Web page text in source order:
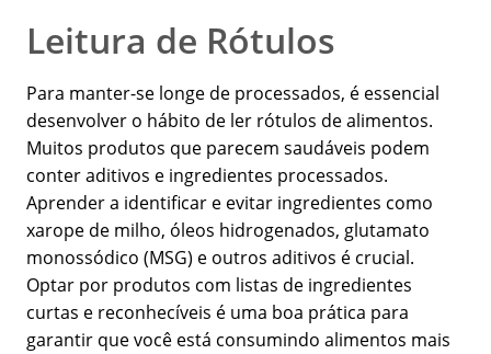
Leitura de Rótulos
Para manter-se longe de processados, é essencial
desenvolver o hábito de ler rótulos de alimentos.
Muitos produtos que parecem saudáveis podem
conter aditivos e ingredientes processados.
Aprender a identificar e evitar ingredientes como
xarope de milho, óleos hidrogenados, glutamato
monossódico (MSG) e outros aditivos é crucial.
Optar por produtos com listas de ingredientes
curtas e reconhecíveis é uma boa prática para
garantir que você está consumindo alimentos mais